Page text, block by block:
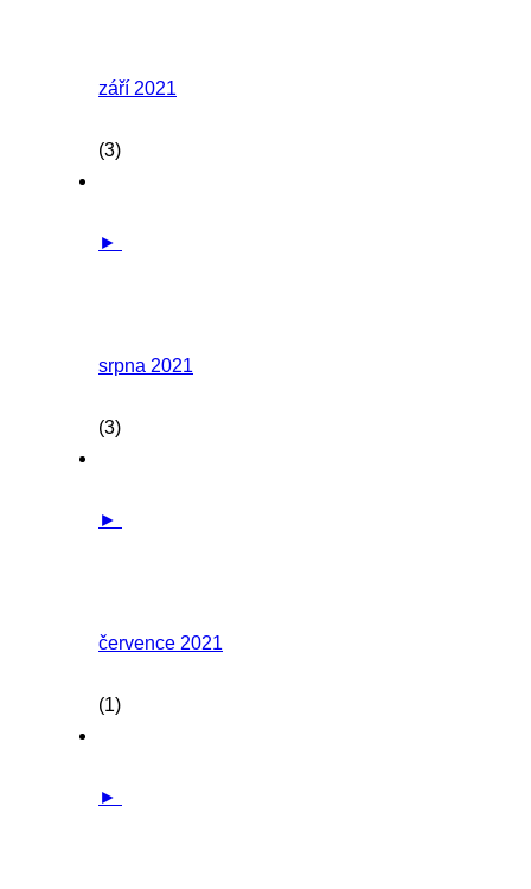
září 2021
(3)
►
srpna 2021
(3)
►
července 2021
(1)
►